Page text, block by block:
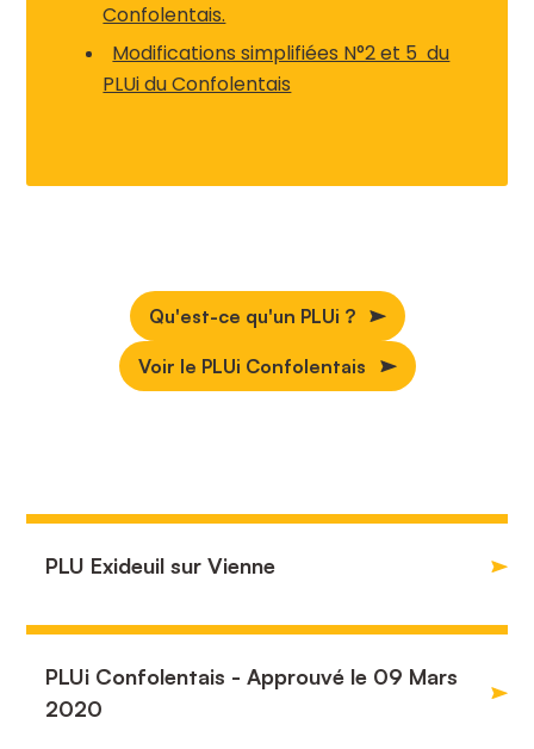
Confolentais.
Modifications simplifiées N°2 et 5 du
PLUi du Confolentais
Qu'est-ce qu'un PLUi ?
Voir le PLUi Confolentais
PLU Exideuil sur Vienne
PLUi Confolentais - Approuvé le 09 Mars
2020